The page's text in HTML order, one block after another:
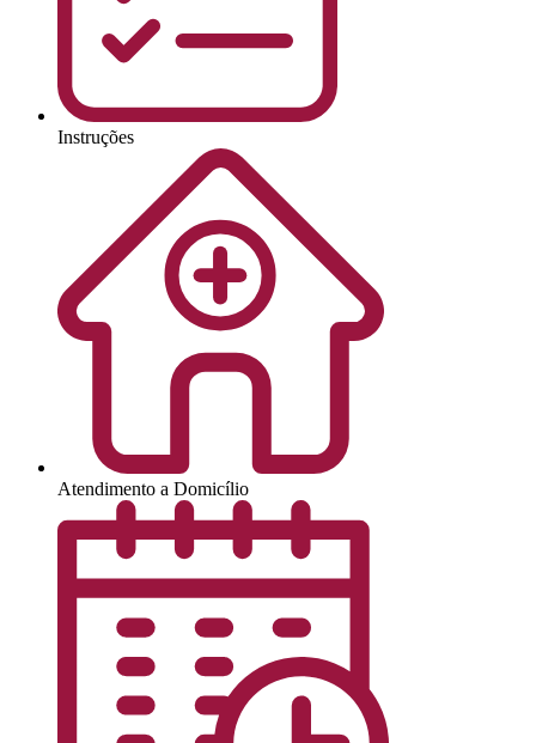
Instruções
Atendimento a Domicílio